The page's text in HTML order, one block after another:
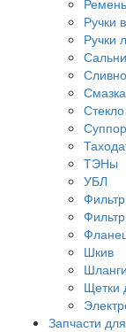
Ручки
Ручки
Смазка
ТЭНы
УБЛ
Шкив
Шланги
Щетки
Запчасти